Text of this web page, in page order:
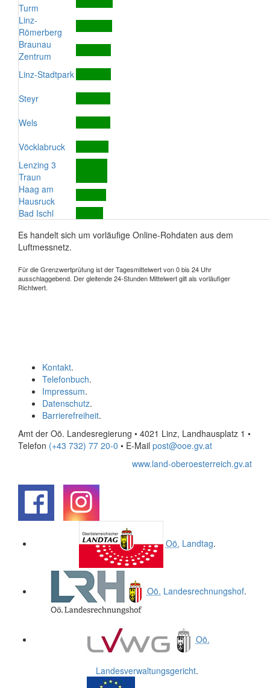
Turm
Linz-
Römerberg
Braunau
Zentrum
Linz-Stadtpark
Steyr
Wels
Vöcklabruck
Lenzing 3
Traun
Haag am
Hausruck
Bad Ischl
Es handelt sich um vorläufige Online-Rohdaten aus dem
Luftmessnetz.
Für die Grenzwertprüfung ist der Tagesmittelwert von 0 bis 24 Uhr
ausschlaggebend. Der gleitende 24-Stunden Mittelwert gilt als vorläufiger
Richtwert.
Kontakt.
Telefonbuch.
Impressum.
Datenschutz.
Barrierefreiheit.
Amt der Oö. Landesregierung • 4021 Linz, Landhausplatz 1 •
Telefon (+43 732) 77 20-0 • E-Mail post@ooe.gv.at
www.land-oberoesterreich.gv.at
Oö. Landtag.
Oö. Landesrechnungshof.
Oö.
Landesverwaltungsgericht.